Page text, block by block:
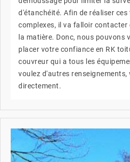
d'étanchéité. Afin de réaliser
complexes, il va falloir contacter
la matière. Donc, nous pouvons
placer votre confiance en RK
couvreur qui a tous les
voulez d'autres renseignements,
directement.